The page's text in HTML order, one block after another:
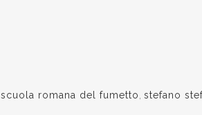
scuola romana del fumetto stefano